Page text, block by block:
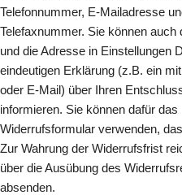
Telefonnummer, E-Mailadresse
Telefaxnummer. Sie können
und die Adresse in Einstellungen
eindeutigen Erklärung (z.B. ein
oder E-Mail) über Ihren
informieren. Sie können dafür
Widerrufsformular verwenden,
Zur Wahrung der Widerrufsfrist
über die Ausübung des
absenden.